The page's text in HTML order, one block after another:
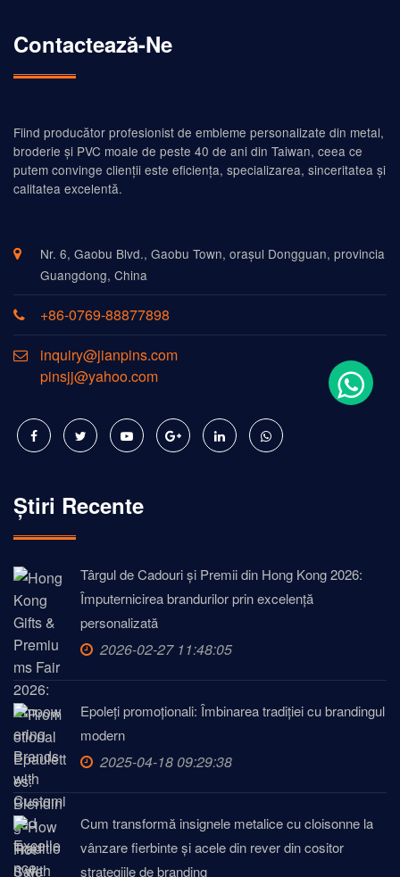
Contactează-Ne
Fiind producător profesionist de embleme personalizate din metal,
broderie și PVC moale de peste 40 de ani din Taiwan, ceea ce
putem convinge clienții este eficiența, specializarea, sinceritatea și
calitatea excelentă.
Nr. 6, Gaobu Blvd., Gaobu Town, orașul Dongguan, provincia
Guangdong, China
+86-0769-88877898
inquiry@jianpins.com
pinsjj@yahoo.com
Știri Recente
Târgul de Cadouri și Premii din Hong Kong 2026:
Împuternicirea brandurilor prin excelență
personalizată
2026-02-27 11:48:05
Epoleți promoționali: Îmbinarea tradiției cu brandingul
modern
2025-04-18 09:29:38
Cum transformă insignele metalice cu cloisonne la
vânzare fierbinte și acele din rever din cositor
strategiile de branding